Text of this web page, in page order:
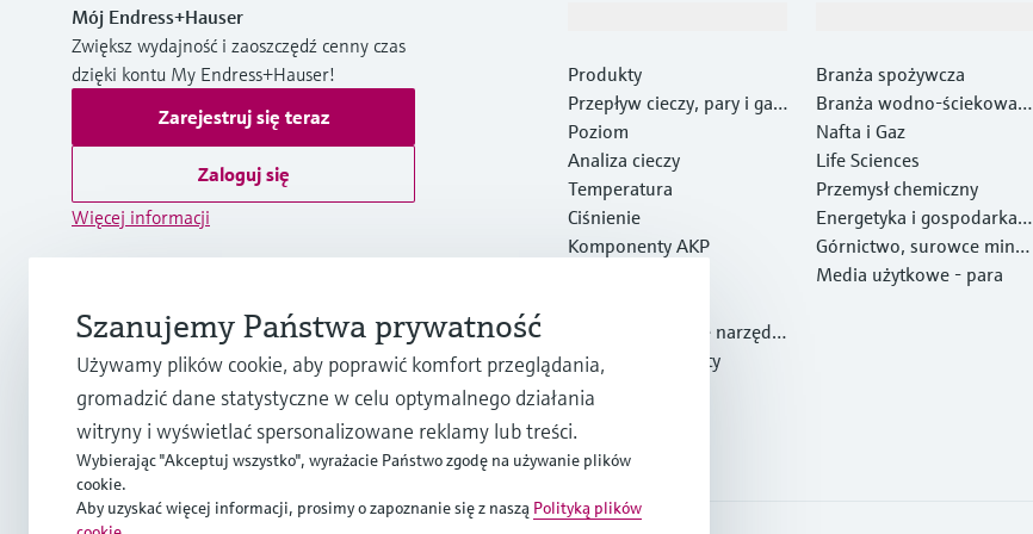
Mój Endress+Hauser
Zwiększ wydajność i zaoszczędź cenny czas
dzięki kontu My Endress+Hauser!
Zarejestruj się teraz
Zaloguj się
Więcej informacji
Endress+Hauser Polska sp. z o.o.
+48 71 773 00 00
info.pl@endress.com
Produkty
Przepływ cieczy, pary i gaz
ów
Poziom
Analiza cieczy
Temperatura
Ciśnienie
Komponenty AKP
Oprogramowanie narzędzi
owe
Polecane produkty
Narzędzia
Branża spożywcza
Branża wodno-ściekowa i
gospodarki odpadami
Nafta i Gaz
Life Sciences
Przemysł chemiczny
Energetyka i gospodarka e
nergią
Górnictwo, surowce miner
alne i metale
Media użytkowe - para
Szanujemy Państwa prywatność
Używamy plików cookie, aby poprawić komfort przeglądania,
gromadzić dane statystyczne w celu optymalnego działania
witryny i wyświetlać spersonalizowane reklamy lub treści.
Wybierając "Akceptuj wszystko", wyrażacie Państwo zgodę na używanie plików
cookie.
Aby uzyskać więcej informacji, prosimy o zapoznanie się z naszą Polityką plików